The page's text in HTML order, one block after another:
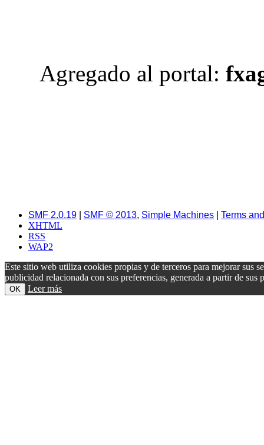
Agregado al portal:
SMF 2.0.19 SMF © 2013, Simple Machines
Terms
XHTML
RSS
WAP2
Este sitio web utiliza cookies propias y de terceros para mejorar sus
publicidad relacionada con sus preferencias, generada a partir de
OK Leer más